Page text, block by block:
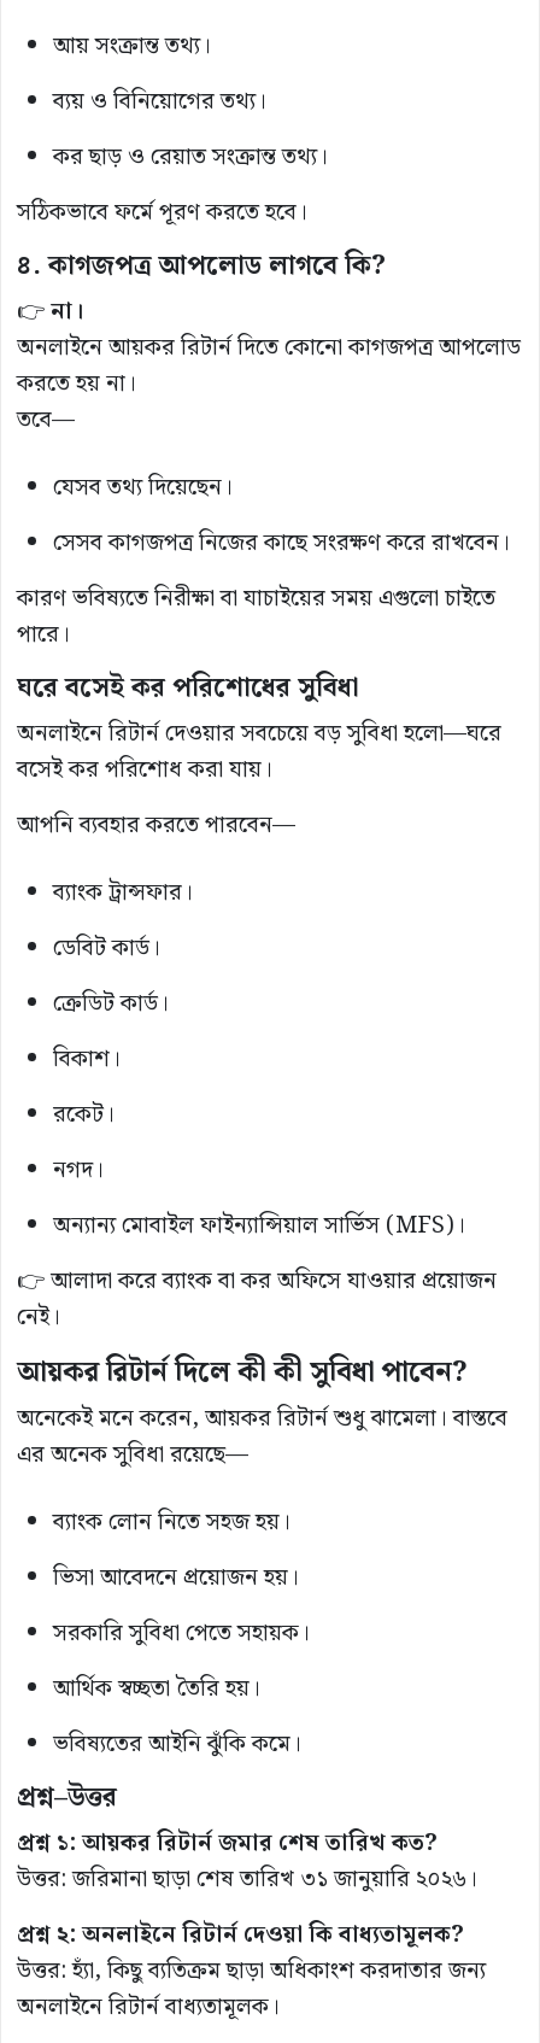
আয় সংক্রান্ত তথ্য।
ব্যয় ও বিনিয়োগের তথ্য।
কর ছাড় ও রেয়াত সংক্রান্ত তথ্য।
সঠিকভাবে ফর্মে পূরণ করতে হবে।
৪. কাগজপত্র আপলোড লাগবে কি?
👉না।
অনলাইনে আয়কর রিটার্ন দিতে কোনো কাগজপত্র আপলোড
করতে হয় না।
তবে—
যেসব তথ্য দিয়েছেন।
সেসব কাগজপত্র নিজের কাছে সংরক্ষণ করে রাখবেন।
কারণ ভবিষ্যতে নিরীক্ষা বা যাচাইয়ের সময় এগুলো চাইতে
পারে।
ঘরে বসেই কর পরিশোধের সুবিধা
অনলাইনে রিটার্ন দেওয়ার সবচেয়ে বড় সুবিধা হলো—ঘরে
বসেই কর পরিশোধ করা যায়।
আপনি ব্যবহার করতে পারবেন—
ব্যাংক ট্রান্সফার।
ডেবিট কার্ড।
ক্রেডিট কার্ড।
বিকাশ।
রকেট।
নগদ।
অন্যান্য মোবাইল ফাইন্যান্সিয়াল সার্ভিস (MFS)।
👉 আলাদা করে ব্যাংক বা কর অফিসে যাওয়ার প্রয়োজন
নেই।
আয়কর রিটার্ন দিলে কী কী সুবিধা পাবেন?
অনেকেই মনে করেন, আয়কর রিটার্ন শুধু ঝামেলা। বাস্তবে
এর অনেক সুবিধা রয়েছে—
ব্যাংক লোন নিতে সহজ হয়।
ভিসা আবেদনে প্রয়োজন হয়।
সরকারি সুবিধা পেতে সহায়ক।
আর্থিক স্বচ্ছতা তৈরি হয়।
ভবিষ্যতের আইনি ঝুঁকি কমে।
প্রশ্ন–উত্তর
প্রশ্ন ১: আয়কর রিটার্ন জমার শেষ তারিখ কত?
উত্তর: জরিমানা ছাড়া শেষ তারিখ ৩১ জানুয়ারি ২০২৬।
প্রশ্ন ২: অনলাইনে রিটার্ন দেওয়া কি বাধ্যতামূলক?
উত্তর: হ্যাঁ, কিছু ব্যতিক্রম ছাড়া অধিকাংশ করদাতার জন্য
অনলাইনে রিটার্ন বাধ্যতামূলক।